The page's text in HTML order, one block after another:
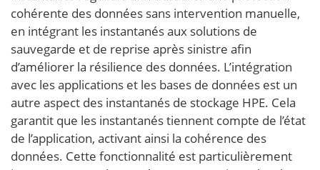
cohérente des données sans intervention manuelle,
en intégrant les instantanés aux solutions de
sauvegarde et de reprise après sinistre afin
d’améliorer la résilience des données. L’intégration
avec les applications et les bases de données est un
autre aspect des instantanés de stockage HPE. Cela
garantit que les instantanés tiennent compte de l’état
de l’application, activant ainsi la cohérence des
données. Cette fonctionnalité est particulièrement